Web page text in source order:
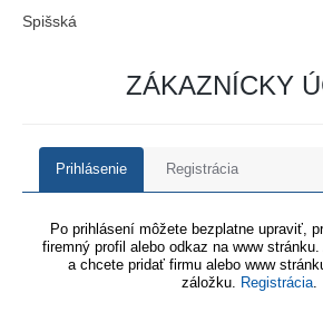
Spišská
ZÁKAZNÍCKY
Prihlásenie Registrácia
Po prihlásení môžete bezplatne upraviť,
firemný profil alebo odkaz na www
a chcete pridať firmu alebo www
záložku. Registrácia.